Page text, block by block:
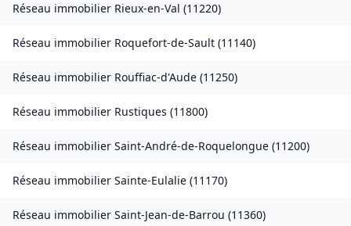
Réseau immobilier Rieux-en-Val (11220)
Réseau immobilier Roquefort-de-Sault (11140)
Réseau immobilier Rouffiac-d'Aude (11250)
Réseau immobilier Rustiques (11800)
Réseau immobilier Saint-André-de-Roquelongue (11200)
Réseau immobilier Sainte-Eulalie (11170)
Réseau immobilier Saint-Jean-de-Barrou (11360)